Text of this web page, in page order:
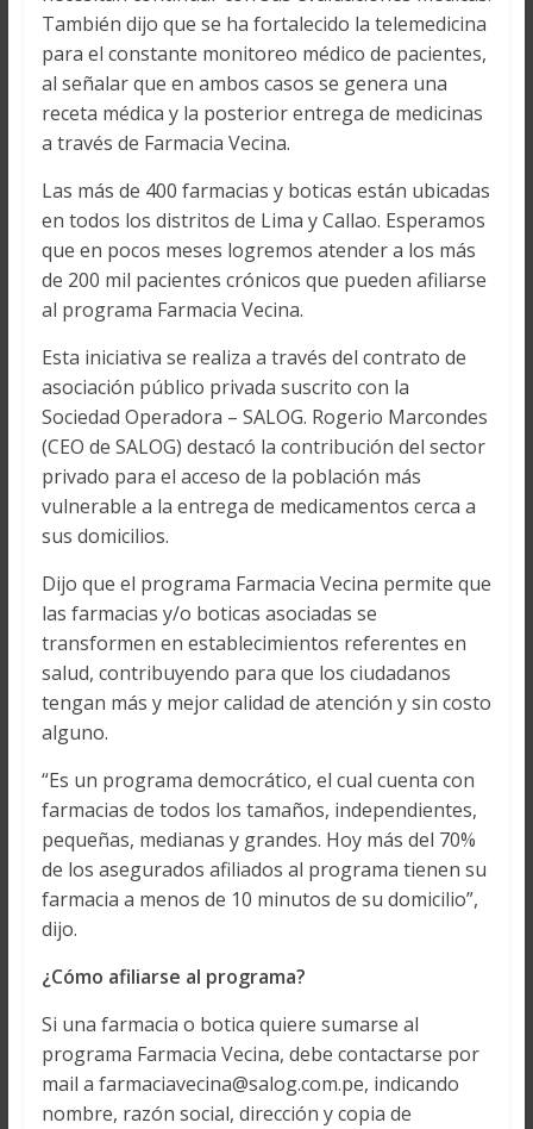
También dijo que se ha fortalecido la telemedicina
para el constante monitoreo médico de pacientes,
al señalar que en ambos casos se genera una
receta médica y la posterior entrega de medicinas
a través de Farmacia Vecina.
Las más de 400 farmacias y boticas están ubicadas
en todos los distritos de Lima y Callao. Esperamos
que en pocos meses logremos atender a los más
de 200 mil pacientes crónicos que pueden afiliarse
al programa Farmacia Vecina.
Esta iniciativa se realiza a través del contrato de
asociación público privada suscrito con la
Sociedad Operadora – SALOG. Rogerio Marcondes
(CEO de SALOG) destacó la contribución del sector
privado para el acceso de la población más
vulnerable a la entrega de medicamentos cerca a
sus domicilios.
Dijo que el programa Farmacia Vecina permite que
las farmacias y/o boticas asociadas se
transformen en establecimientos referentes en
salud, contribuyendo para que los ciudadanos
tengan más y mejor calidad de atención y sin costo
alguno.
“Es un programa democrático, el cual cuenta con
farmacias de todos los tamaños, independientes,
pequeñas, medianas y grandes. Hoy más del 70%
de los asegurados afiliados al programa tienen su
farmacia a menos de 10 minutos de su domicilio”,
dijo.
¿Cómo afiliarse al programa?
Si una farmacia o botica quiere sumarse al
programa Farmacia Vecina, debe contactarse por
mail a farmaciavecina@salog.com.pe, indicando
nombre, razón social, dirección y copia de